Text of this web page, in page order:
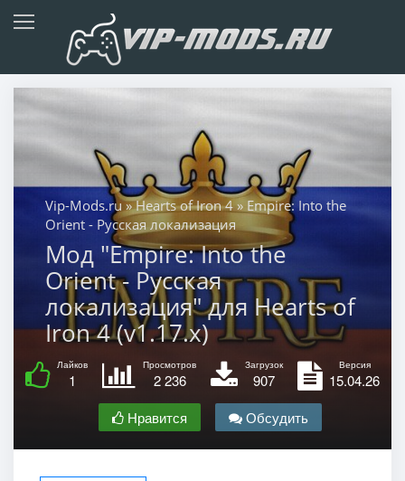
Vip-Mods.ru»Hearts of Iron 4» Empire: Into the
Orient - Русская локализация
Мод "Empire: Into the
Orient - Русская
локализация" для Hearts of
Iron 4 (v1.17.x)
Лайков
1
Просмотров
2 236
Загрузок
907
Версия
15.04.26
Нравится
Обсудить